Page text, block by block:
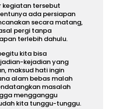
tersebut
ada persiapan
secara matang,
pergi tanpa
terlebih dahulu.
kita bisa
kejadian yang
maksud hati ingin
alam bebas malah
masalah
mengganggu
kita tunggu-tunggu.